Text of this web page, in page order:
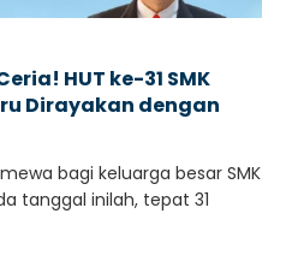
HUT ke-31 SMK
Dirayakan dengan
bagi keluarga besar SMK
tanggal inilah, tepat 31